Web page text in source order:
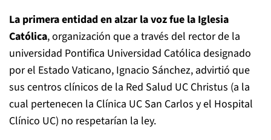
La primera entidad en alzar la voz fue la Iglesia
Católica, organización que a través del rector de la
universidad Pontifica Universidad Católica designado
por el Estado Vaticano, Ignacio Sánchez, advirtió que
sus centros clínicos de la Red Salud UC Christus (a la
cual pertenecen la Clínica UC San Carlos y el Hospital
Clínico UC) no respetarían la ley.